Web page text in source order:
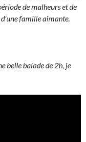
de malheurs et de
famille aimante.
belle balade de 2h, je